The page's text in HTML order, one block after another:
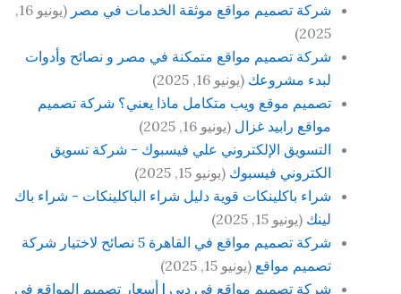
شركة تصميم مواقع موثقة الخدمات في مصر
(يونيو 16,
2025)
شركة تصميم مواقع متمكنة في مصر و نصائح وأدوات
لبدء مشروعك (يونيو 16, 2025)
تصميم موقع ويب متكامل ماذا يعني؟ شركة تصميم
مواقع رابيد غزال (يونيو 16, 2025)
التسويق الإلكتروني علي فيسبوك - شركة تسويق
الكتروني فيسبوك (يونيو 15, 2025)
شراء باكلينكات قوية دليل شراء الباكلينكات - شراء باك
لينك (يونيو 15, 2025)
شركة تصميم مواقع في القاهرة 5 نصائح لاختيار شركة
تصميم مواقع (يونيو 15, 2025)
شركة تصميم مواقع في دبي | أسعار تصميم المواقع في